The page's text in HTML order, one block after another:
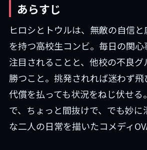
あらすじ
ヒロシとトウルは、無敵の自信
を持つ高校生コンビ。毎日の関
注目されることと、他校の不良グ
勝つこと。挑発されれば迷わず
代償を払っても状況をねじ伏せる
で、ちょっと間抜けで、でも妙
な二人の日常を描いたコメディ